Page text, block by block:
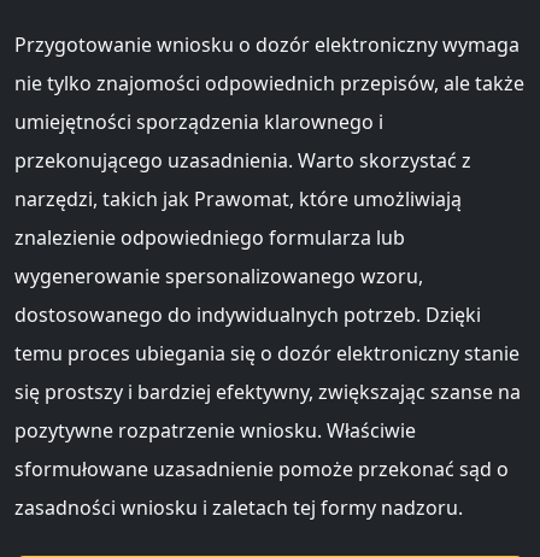
Przygotowanie wniosku o dozór elektroniczny wymaga
nie tylko znajomości odpowiednich przepisów, ale także
umiejętności sporządzenia klarownego i
przekonującego uzasadnienia. Warto skorzystać z
narzędzi, takich jak Prawomat, które umożliwiają
znalezienie odpowiedniego formularza lub
wygenerowanie spersonalizowanego wzoru,
dostosowanego do indywidualnych potrzeb. Dzięki
temu proces ubiegania się o dozór elektroniczny stanie
się prostszy i bardziej efektywny, zwiększając szanse na
pozytywne rozpatrzenie wniosku. Właściwie
sformułowane uzasadnienie pomoże przekonać sąd o
zasadności wniosku i zaletach tej formy nadzoru.